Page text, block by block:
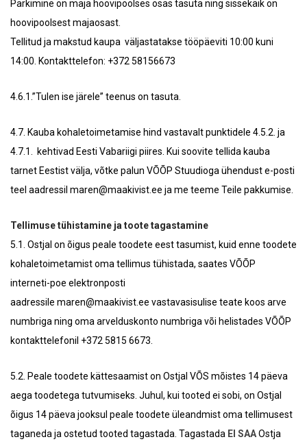
Parkimine on maja hoovipoolses osas tasuta ning sissekäik on
hoovipoolsest majaosast.
Tellitud ja makstud kaupa väljastatakse tööpäeviti 10:00 kuni
14:00. Kontakttelefon: +372 58156673
4.6.1.”Tulen ise järele” teenus on tasuta.
4.7. Kauba kohaletoimetamise hind vastavalt punktidele 4.5.2. ja
4.7.1. kehtivad Eesti Vabariigi piires. Kui soovite tellida kauba
tarnet Eestist välja, võtke palun VÕÕP Stuudioga ühendust e-posti
teel aadressil maren@maakivist.ee ja me teeme Teile pakkumise.
Tellimuse tühistamine ja toote tagastamine
5.1. Ostjal on õigus peale toodete eest tasumist, kuid enne toodete
kohaletoimetamist oma tellimus tühistada, saates VÕÕP
interneti-poe elektronposti
aadressile maren@maakivist.ee vastavasisulise teate koos arve
numbriga ning oma arvelduskonto numbriga või helistades VÕÕP
kontakttelefonil +372 5815 6673.
5.2. Peale toodete kättesaamist on Ostjal VÕS mõistes 14 päeva
aega toodetega tutvumiseks. Juhul, kui tooted ei sobi, on Ostjal
õigus 14 päeva jooksul peale toodete üleandmist oma tellimusest
taganeda ja ostetud tooted tagastada. Tagastada EI SAAOstja